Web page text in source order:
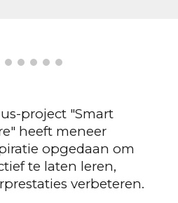
project "Smart
heeft meneer
opgedaan om
te laten leren,
verbeteren.